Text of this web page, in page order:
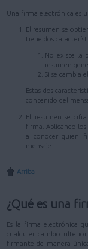
Una firma electrónica es
El resumen se
tiene dos
No existe la
resumen
Si se cambia
Estas dos
contenido del
El resumen se
firma. Aplicando
a conocer quien
mensaje.
Arriba
¿Qué es una
Es la firma electrónica
cualquier cambio ulterior
firmante de manera